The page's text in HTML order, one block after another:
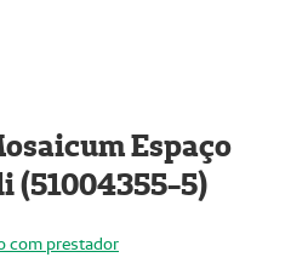
Espaço
(51004355-5)
com prestador